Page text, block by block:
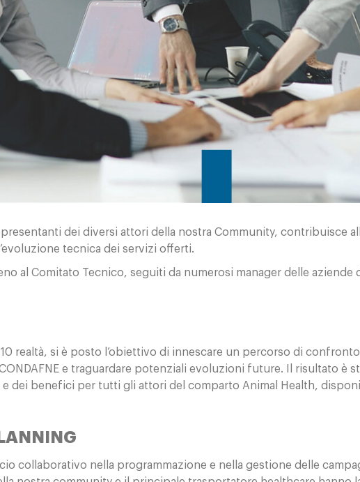
dei diversi attori della nostra Community, contribuisce
tecnica dei servizi offerti.
al Comitato Tecnico, seguiti da numerosi manager delle aziende
realtà, si è posto l’obiettivo di innescare un percorso di
e traguardare potenziali evoluzioni future. Il risultato è
benefici per tutti gli attori del comparto Animal Health,
collaborativo nella programmazione e nella gestione delle